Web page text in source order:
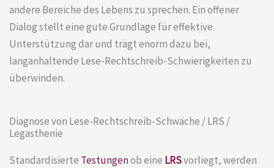
andere Bereiche des Lebens zu sprechen. Ein offener
Dialog stellt eine gute Grundlage für effektive
Unterstützung dar und trägt enorm dazu bei,
langanhaltende Lese-Rechtschreib-Schwierigkeiten zu
überwinden.
Diagnose von Lese-Rechtschreib-Schwäche / LRS /
Legasthenie
Standardisierte Testungenob eine LRSvorliegt, werden